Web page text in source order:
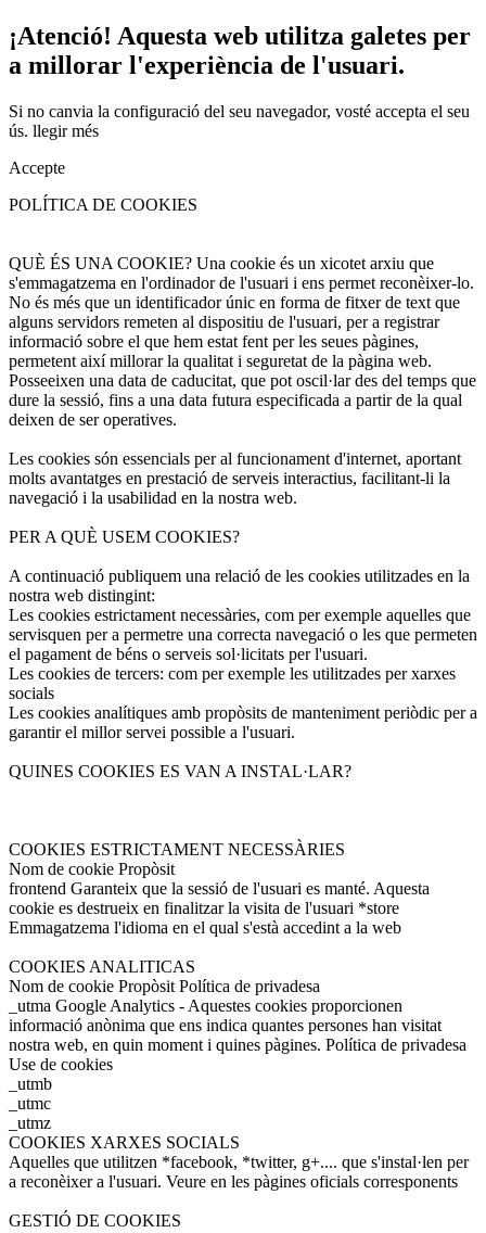
¡Atenció! Aquesta web utilitza galetes per
a millorar l'experiència de l'usuari.
Si no canvia la configuració del seu navegador, vosté accepta el seu
ús. llegir més
Accepte
POLÍTICA DE COOKIES
QUÈ ÉS UNA COOKIE? Una cookie és un xicotet arxiu que
s'emmagatzema en l'ordinador de l'usuari i ens permet reconèixer-lo.
No és més que un identificador únic en forma de fitxer de text que
alguns servidors remeten al dispositiu de l'usuari, per a registrar
informació sobre el que hem estat fent per les seues pàgines,
permetent així millorar la qualitat i seguretat de la pàgina web.
Posseeixen una data de caducitat, que pot oscil·lar des del temps que
dure la sessió, fins a una data futura especificada a partir de la qual
deixen de ser operatives.
Les cookies són essencials per al funcionament d'internet, aportant
molts avantatges en prestació de serveis interactius, facilitant-li la
navegació i la usabilidad en la nostra web.
PER A QUÈ USEM COOKIES?
A continuació publiquem una relació de les cookies utilitzades en la
nostra web distingint:
Les cookies estrictament necessàries, com per exemple aquelles que
servisquen per a permetre una correcta navegació o les que permeten
el pagament de béns o serveis sol·licitats per l'usuari.
Les cookies de tercers: com per exemple les utilitzades per xarxes
socials
Les cookies analítiques amb propòsits de manteniment periòdic per a
garantir el millor servei possible a l'usuari.
QUINES COOKIES ES VAN A INSTAL·LAR?
COOKIES ESTRICTAMENT NECESSÀRIES
Nom de cookie Propòsit
frontend Garanteix que la sessió de l'usuari es manté. Aquesta
cookie es destrueix en finalitzar la visita de l'usuari *store
Emmagatzema l'idioma en el qual s'està accedint a la web
COOKIES ANALITICAS
Nom de cookie Propòsit Política de privadesa
_utma Google Analytics - Aquestes cookies proporcionen
informació anònima que ens indica quantes persones han visitat
nostra web, en quin moment i quines pàgines. Política de privadesa
Use de cookies
_utmb
_utmc
_utmz
COOKIES XARXES SOCIALS
Aquelles que utilitzen *facebook, *twitter, g+.... que s'instal·len per
a reconèixer a l'usuari. Veure en les pàgines oficials corresponents
GESTIÓ DE COOKIES